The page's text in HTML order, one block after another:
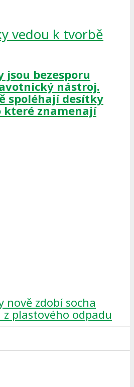
vedou k tvorbě
jsou bezesporu
nástroj.
spoléhají desítky
znamenají